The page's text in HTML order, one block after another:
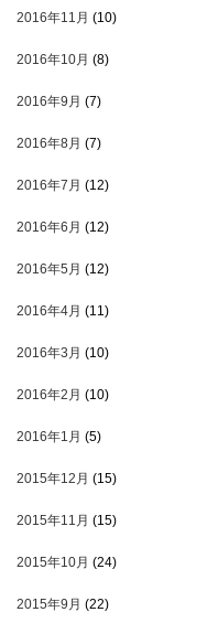
2016年11月 (10)
2016年10月 (8)
2016年9月 (7)
2016年8月 (7)
2016年7月 (12)
2016年6月 (12)
2016年5月 (12)
2016年4月 (11)
2016年3月 (10)
2016年2月 (10)
2016年1月 (5)
2015年12月 (15)
2015年11月 (15)
2015年10月 (24)
2015年9月 (22)